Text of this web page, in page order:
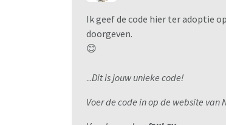
Ik geef de code hier ter adoptie
doorgeven.
😊
...Dit is jouw unieke code!
Voer de code in op de website van